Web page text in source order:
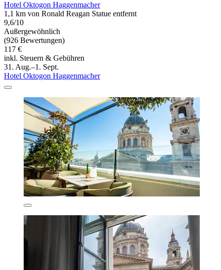
Hotel Oktogon Haggenmacher
1,1 km von Ronald Reagan Statue entfernt
9,6/10
Außergewöhnlich
(926 Bewertungen)
117 €
inkl. Steuern & Gebühren
31. Aug.–1. Sept.
Hotel Oktogon Haggenmacher